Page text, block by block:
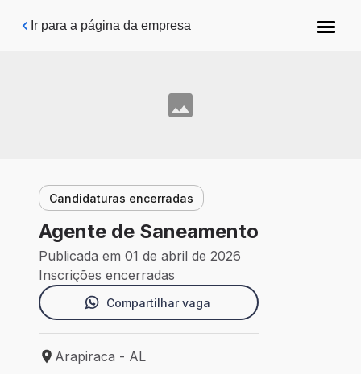
Pular para o conteúdo principal
Ir para a página da empresa
Candidaturas encerradas
Agente de Saneamento
Publicada em 01 de abril de 2026
Inscrições encerradas
Compartilhar vaga
Local de trabalho: Arapiraca - AL
Arapiraca - AL